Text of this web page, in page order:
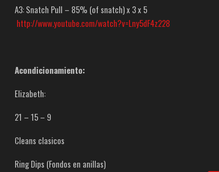
A3: Snatch Pull – 85% (of snatch) x 3 x 5
http://www.youtube.com/watch?v=Lny5dF4z228
Acondicionamiento:
Elizabeth:
21 – 15 – 9
Cleans clasicos
Ring Dips (Fondos en anillas)